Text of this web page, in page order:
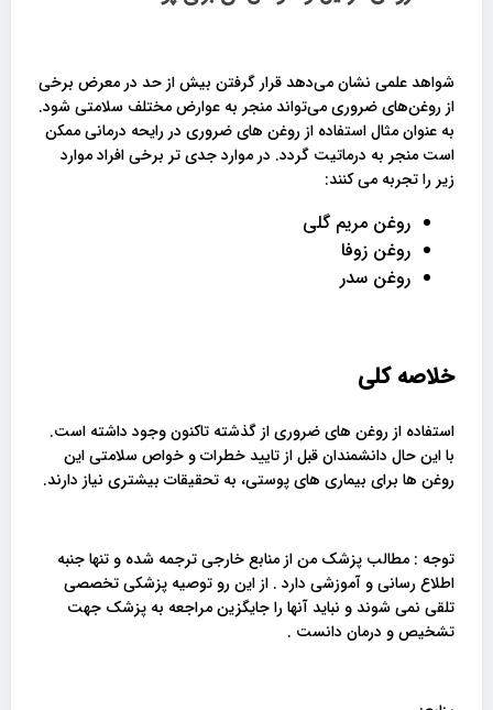
شواهد علمی نشان می‌دهد قرار گرفتن بیش از حد در معرض برخی
از روغن‌های ضروری می‌تواند منجر به عوارض مختلف سلامتی شود.
به عنوان مثال استفاده از روغن های ضروری در رایحه درمانی ممکن
است منجر به درماتیت گردد. در موارد جدی تر برخی افراد موارد
زیر را تجربه می کنند:
روغن مریم گلی
روغن زوفا
روغن سدر
خلاصه کلی
استفاده از روغن های ضروری از گذشته تاکنون وجود داشته است.
با این حال دانشمندان قبل از تایید خطرات و خواص سلامتی این
روغن ها برای بیماری های پوستی، به تحقیقات بیشتری نیاز دارند.
توجه : مطالب پزشک من از منابع خارجی ترجمه شده و تنها جنبه
اطلاع رسانی و آموزشی دارد . از این رو توصیه پزشکی تخصصی
تلقی نمی شوند و نباید آنها را جایگزین مراجعه به پزشک جهت
تشخیص و درمان دانست .